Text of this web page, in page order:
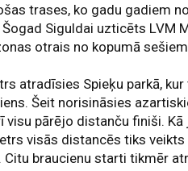
trases, ko gadu gadiem
Siguldai uzticēts LVM
otrais no kopumā
atradīsies Spieķu parkā,
Šeit norisināsies
visu pārējo distanču finiši.
visās distancēs tiks veikts
Citu braucienu starti tikmēr